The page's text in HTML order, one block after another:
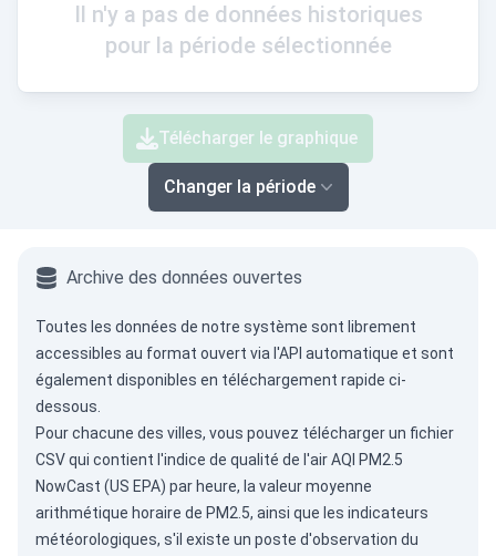
Il n'y a pas de données historiques
pour la période sélectionnée
Télécharger le graphique
Changer la période
Archive des données ouvertes
Toutes les données de notre système sont librement
accessibles au format ouvert via l'API automatique et sont
également disponibles en téléchargement rapide ci-
dessous.
Pour chacune des villes, vous pouvez télécharger un fichier
CSV qui contient l'indice de qualité de l'air AQI PM2.5
NowCast (US EPA) par heure, la valeur moyenne
arithmétique horaire de PM2.5, ainsi que les indicateurs
météorologiques, s'il existe un poste d'observation du